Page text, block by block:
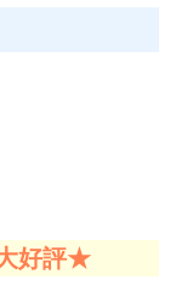
好評★